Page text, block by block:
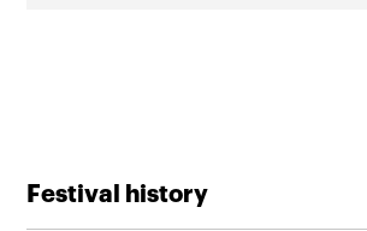
Festival history